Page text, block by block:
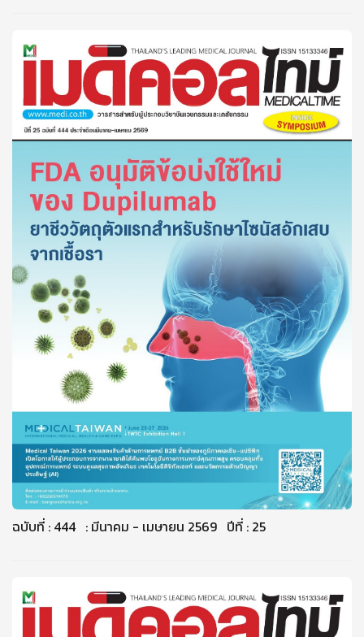
ฉบับที่ : 444 : มีนาคม - เมษายน 2569 ปีที่ : 25